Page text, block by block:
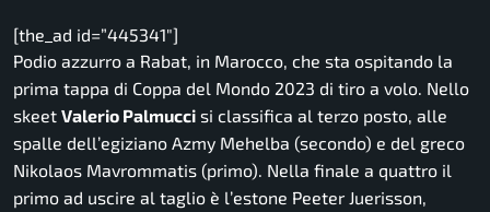
[the_ad id=”445341″]
Podio azzurro a Rabat, in Marocco, che sta ospitando la
prima tappa di Coppa del Mondo 2023 di tiro a volo. Nello
skeet Valerio Palmucci si classifica al terzo posto, alle
spalle dell’egiziano Azmy Mehelba (secondo) e del greco
Nikolaos Mavrommatis (primo). Nella finale a quattro il
primo ad uscire al taglio è l’estone Peeter Juerisson,